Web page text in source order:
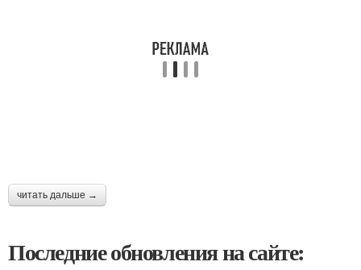
читать дальше →
Последние обновления на сайте: